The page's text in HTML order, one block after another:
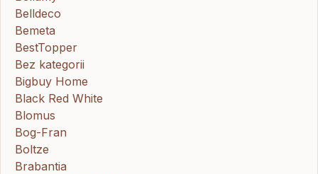
Belldeco
Bemeta
BestTopper
Bez kategorii
Bigbuy Home
Black Red White
Blomus
Bog-Fran
Boltze
Brabantia